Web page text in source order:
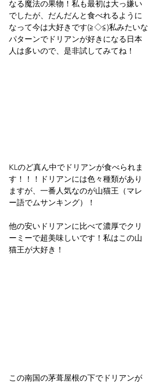
なる魔法の果物！私も最初は大っ嫌い
でしたが、だんだんと食べれるように
なって今は大好きです(≧◇≦)私みたいな
パターンでドリアンが好きになる日本
人は多いので、是非試してみてね！
KLのど真ん中でドリアンが食べられま
す！！！ドリアンには色々種類があり
ますが、一番人気なのが山猫王（マレ
ー語でムサンキング）！
他の安いドリアンに比べて濃厚でクリ
ーミーで超美味しいです！私はこの山
猫王が大好き！
この南国の茅葺屋根の下でドリアンが